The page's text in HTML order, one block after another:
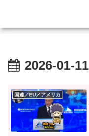
2026-01-11
国連／EU／アメリカ